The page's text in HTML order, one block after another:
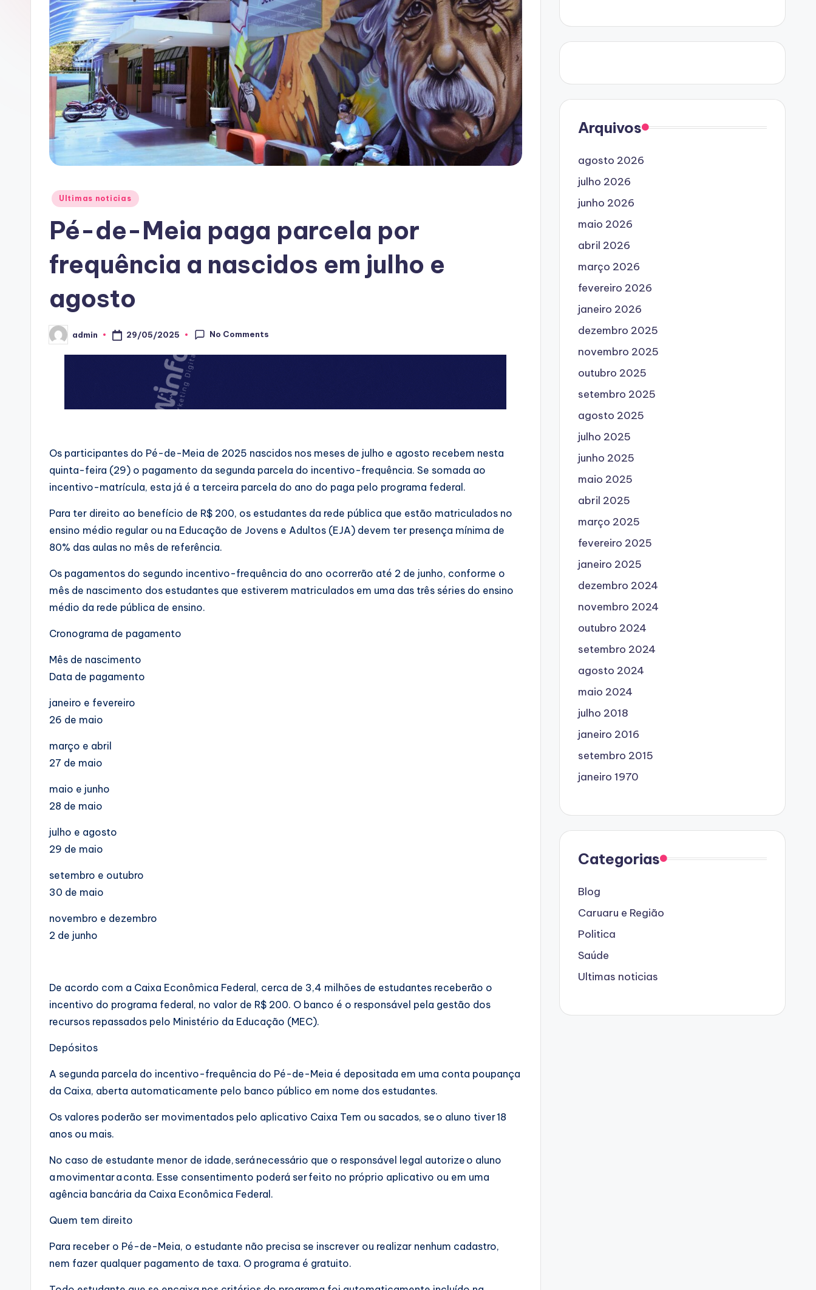
A
C
Posted
Ultimas noticias
Pé-de-Meia paga parcela por
frequência a nascidos em julho e
agosto
Posted
by
admin 29/05/2025 No Comments
Os participantes do Pé-de-Meia de 2025 nascidos nos meses de julho e agosto recebem nesta
quinta-feira (29) o pagamento da segunda parcela do incentivo-frequência. Se somada ao
incentivo-matrícula, esta já é a terceira parcela do ano do paga pelo programa federal.
Para ter direito ao benefício de R$ 200, os estudantes da rede pública que estão matriculados no
ensino médio regular ou na Educação de Jovens e Adultos (EJA) devem ter presença mínima de
80% das aulas no mês de referência.
Os pagamentos do segundo incentivo-frequência do ano ocorrerão até 2 de junho, conforme o
mês de nascimento dos estudantes que estiverem matriculados em uma das três séries do ensino
médio da rede pública de ensino.
Cronograma de pagamento
Mês de nascimento
Data de pagamento
janeiro e fevereiro
26 de maio
março e abril
27 de maio
maio e junho
28 de maio
julho e agosto
29 de maio
setembro e outubro
30 de maio
novembro e dezembro
2 de junho
De acordo com a Caixa Econômica Federal, cerca de 3,4 milhões de estudantes receberão o
incentivo do programa federal, no valor de R$ 200. O banco é o responsável pela gestão dos
recursos repassados pelo Ministério da Educação (MEC).
Depósitos
A segunda parcela do incentivo-frequência do Pé-de-Meia é depositada em uma conta poupança
da Caixa, aberta automaticamente pelo banco público em nome dos estudantes.
Os valores poderão ser movimentados pelo aplicativo Caixa Tem ou sacados, se o aluno tiver 18
anos ou mais.
No caso de estudante menor de idade, será necessário que o responsável legal autorize o aluno
a movimentar a conta. Esse consentimento poderá ser feito no próprio aplicativo ou em uma
agência bancária da Caixa Econômica Federal.
Quem tem direito
Para receber o Pé-de-Meia, o estudante não precisa se inscrever ou realizar nenhum cadastro,
nem fazer qualquer pagamento de taxa. O programa é gratuito.
Arquivos
agosto 2026
julho 2026
junho 2026
maio 2026
abril 2026
março 2026
fevereiro 2026
janeiro 2026
dezembro 2025
novembro 2025
outubro 2025
setembro 2025
agosto 2025
julho 2025
junho 2025
maio 2025
abril 2025
março 2025
fevereiro 2025
janeiro 2025
dezembro 2024
novembro 2024
outubro 2024
setembro 2024
agosto 2024
maio 2024
julho 2018
janeiro 2016
setembro 2015
janeiro 1970
Categorias
Blog
Caruaru e Região
Politica
Saúde
Ultimas noticias